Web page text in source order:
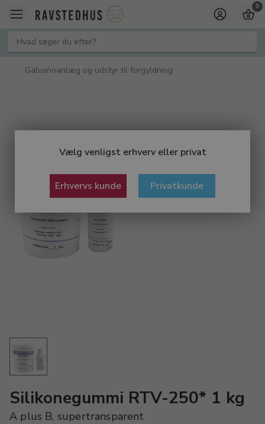
Vælg venligst erhverv eller privat
Erhvervs kunde Privatkunde
0
Galvanoanlæg og udstyr til forgyldning
Silikonegummi RTV-250* 1 kg
A plus B, supertransparent